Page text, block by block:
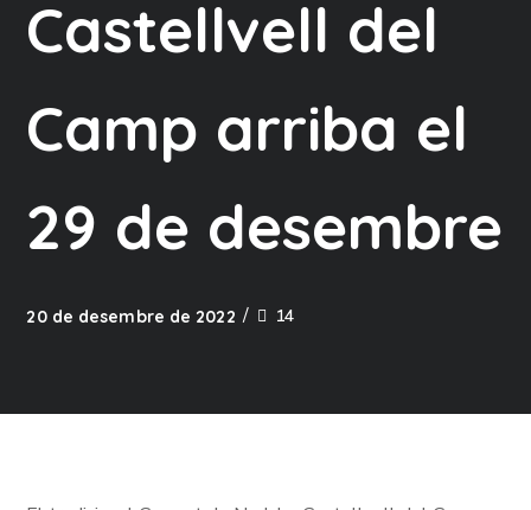
Castellvell del
Camp arriba el
29 de desembre
20 de desembre de 2022 14